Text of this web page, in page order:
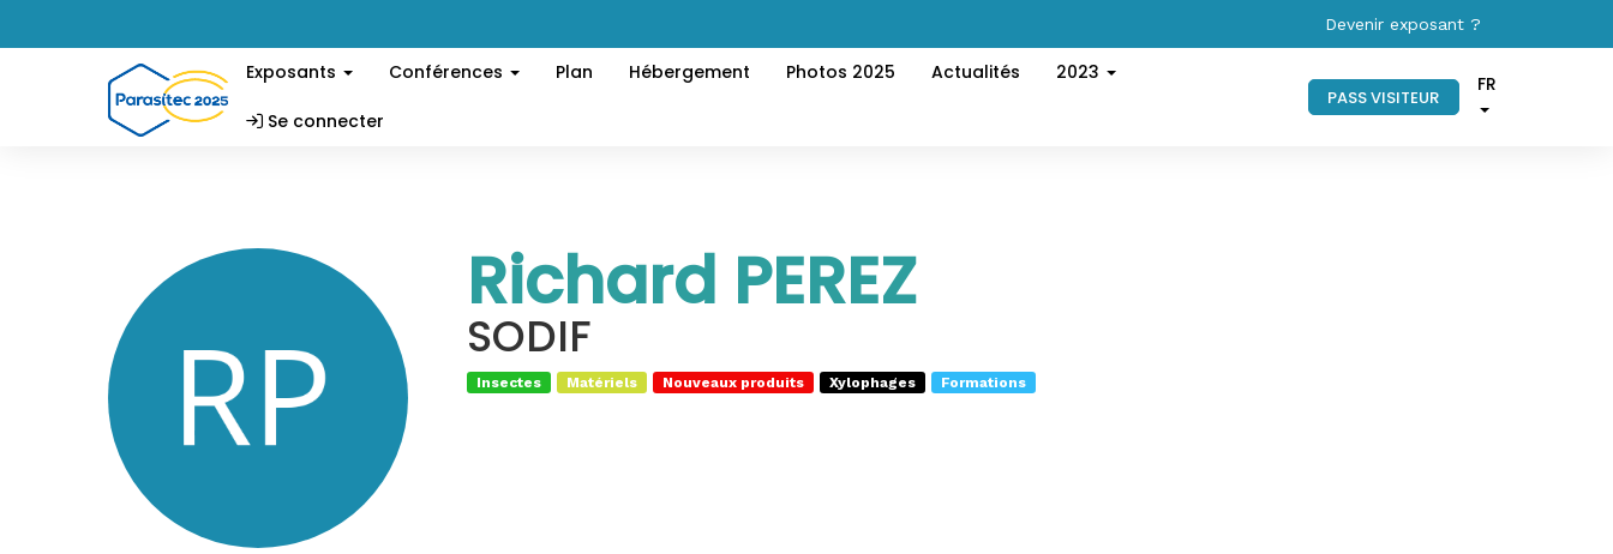
Devenir exposant ?
Exposants Conférences Plan Hébergement Photos 2025 Actualités 2023
Se connecter
PASS VISITEUR
FR
Richard PEREZ
SODIF
Insectes Matériels Nouveaux produits Xylophages Formations